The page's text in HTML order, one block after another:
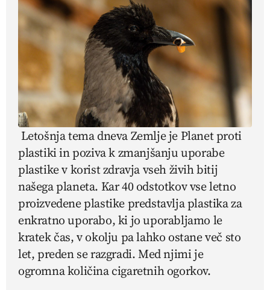
Letošnja tema dneva Zemlje je Planet proti
plastiki in poziva k zmanjšanju uporabe
plastike v korist zdravja vseh živih bitij
našega planeta. Kar 40 odstotkov vse letno
proizvedene plastike predstavlja plastika za
enkratno uporabo, ki jo uporabljamo le
kratek čas, v okolju pa lahko ostane več sto
let, preden se razgradi. Med njimi je
ogromna količina cigaretnih ogorkov.